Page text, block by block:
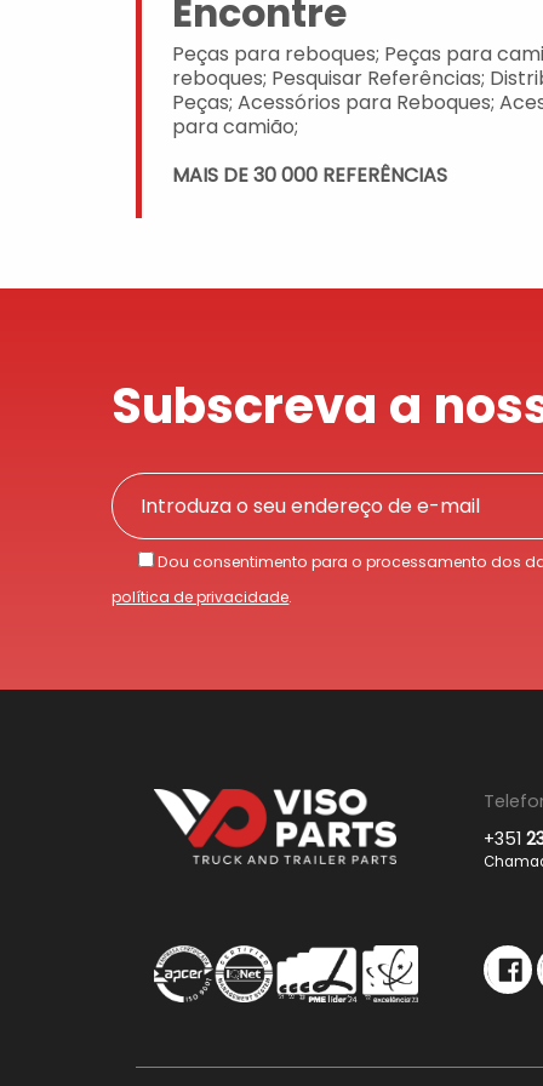
Encontre
Peças para reboques; Peças para
reboques; Pesquisar Referências;
Peças; Acessórios para Reboques;
para camião;
MAIS DE 30 000 REFERÊNCIAS
Subscreva a
Dou consentimento para o processamento dos
política de privacidade.
+351